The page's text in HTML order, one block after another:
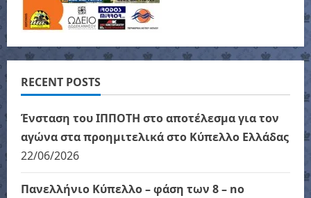
RECENT POSTS
Ένσταση του ΙΠΠΟΤΗ στο αποτέλεσμα για τον
αγώνα στα προημιτελικά στο Κύπελλο Ελλάδας
22/06/2026
Πανελλήνιο Κύπελλο – φάση των 8 – no